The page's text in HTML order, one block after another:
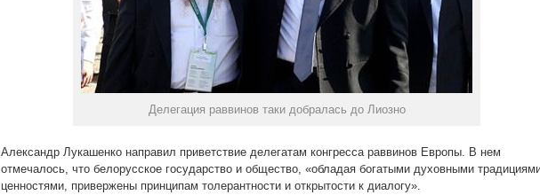
Делегация раввинов таки добралась до Лиозно
Александр Лукашенко направил приветствие делегатам конгресса раввинов Европы. В нем
отмечалось, что белорусское государство и общество, «обладая богатыми духовными
ценностями, привержены принципам толерантности и открытости к диалогу».